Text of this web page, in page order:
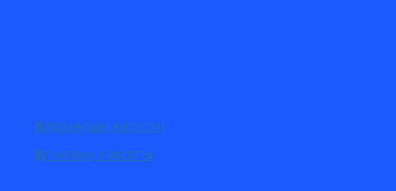
Қолданушы келісімі
Құпиялық саясаты